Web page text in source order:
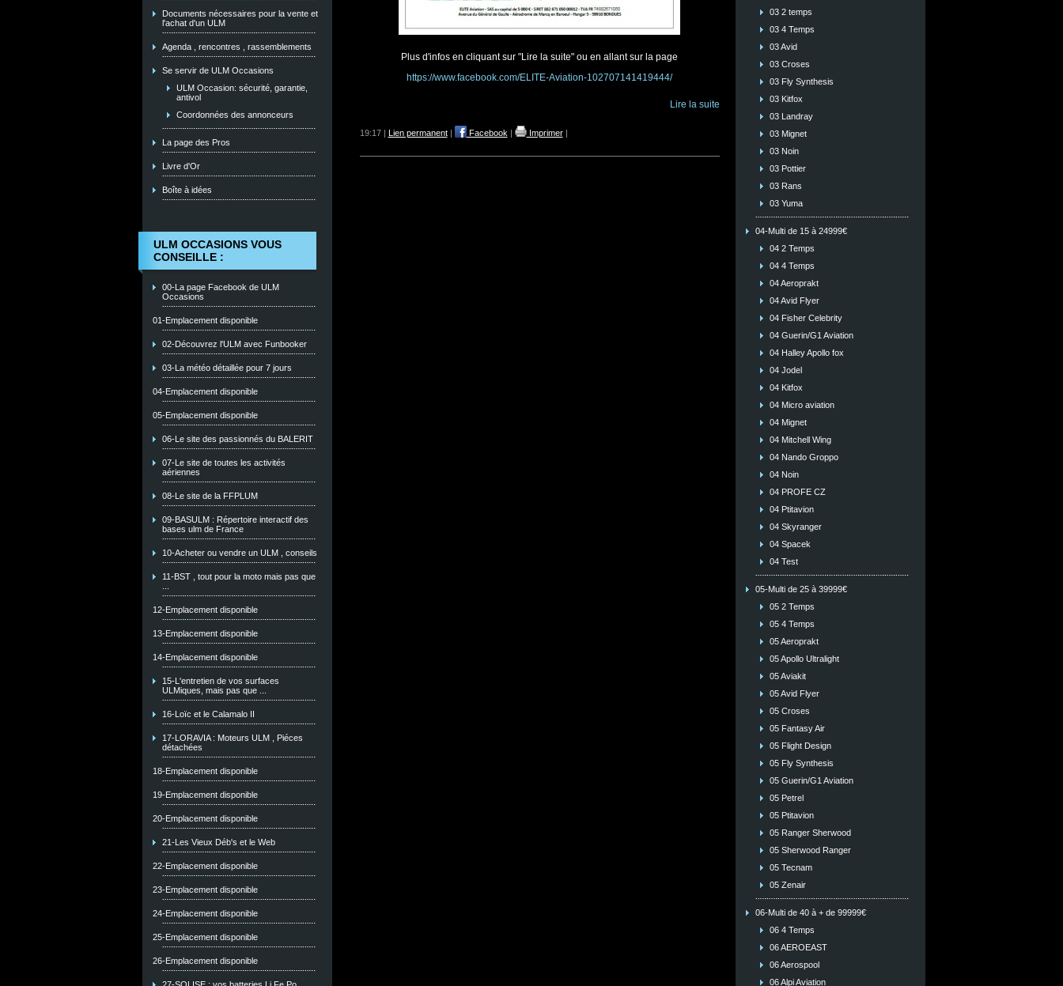
Documents nécessaires pour la vente et
l'achat d'un ULM
Agenda , rencontres , rassemblements
Se servir de ULM Occasions
ULM Occasion: sécurité, garantie,
antivol
Coordonnées des annonceurs
La page des Pros
Livre d'Or
Boîte à idées
ULM OCCASIONS VOUS
CONSEILLE :
00-La page Facebook de ULM
Occasions
01-Emplacement disponible
02-Découvrez l'ULM avec Funbooker
03-La météo détaillée pour 7 jours
04-Emplacement disponible
05-Emplacement disponible
06-Le site des passionnés du BALERIT
07-Le site de toutes les activités
aériennes
08-Le site de la FFPLUM
09-BASULM : Répertoire interactif des
bases ulm de France
10-Acheter ou vendre un ULM , conseils
11-BST , tout pour la moto mais pas que
12-Emplacement disponible
13-Emplacement disponible
14-Emplacement disponible
15-L'entretien de vos surfaces
ULMiques, mais pas que ...
16-Loïc et le Calamalo II
17-LORAVIA : Moteurs ULM , Piéces
détachées
18-Emplacement disponible
19-Emplacement disponible
20-Emplacement disponible
21-Les Vieux Déb's et le Web
22-Emplacement disponible
23-Emplacement disponible
24-Emplacement disponible
25-Emplacement disponible
26-Emplacement disponible
03 2 temps
03 4 Temps
03 Avid
03 Croses
03 Fly Synthesis
03 Kitfox
03 Landray
03 Mignet
03 Noin
03 Pottier
03 Rans
03 Yuma
04-Multi de 15 à 24999€
04 2 Temps
04 4 Temps
04 Aeroprakt
04 Avid Flyer
04 Fisher Celebrity
04 Guerin/G1 Aviation
04 Halley Apollo fox
04 Jodel
04 Kitfox
04 Micro aviation
04 Mignet
04 Mitchell Wing
04 Nando Groppo
04 Noin
04 PROFE CZ
04 Ptitavion
04 Skyranger
04 Spacek
04 Test
05-Multi de 25 à 39999€
05 2 Temps
05 4 Temps
05 Aeroprakt
05 Apollo Ultralight
05 Aviakit
05 Avid Flyer
05 Croses
05 Fantasy Air
05 Flight Design
05 Fly Synthesis
05 Guerin/G1 Aviation
05 Petrel
05 Ptitavion
05 Ranger Sherwood
05 Sherwood Ranger
05 Tecnam
05 Zenair
06-Multi de 40 à + de 99999€
06 4 Temps
06 AEROEAST
06 Aerospool
06 Alpi Aviation
Plus d'infos en cliquant sur "Lire la suite" ou en allant sur la page
https://www.facebook.com/ELITE-Aviation-102707141419444/
Lire la suite
19:17 | Lien permanent| Facebook | Imprimer|